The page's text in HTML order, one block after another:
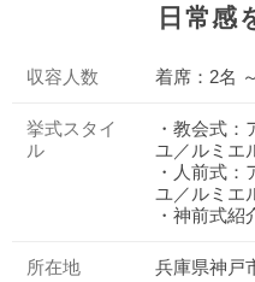
日常感
収容人数 着席：2名
挙式スタイ
ル
・教会式：
ユ／ルミエ
・人前式：
ユ／ルミエ
・神前式紹
所在地 兵庫県神戸